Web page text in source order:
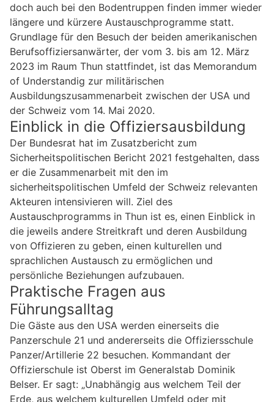
doch auch bei den Bodentruppen finden immer wieder
längere und kürzere Austauschprogramme statt.
Grundlage für den Besuch der beiden amerikanischen
Berufsoffiziersanwärter, der vom 3. bis am 12. März
2023 im Raum Thun stattfindet, ist das Memorandum
of Understandig zur militärischen
Ausbildungszusammenarbeit zwischen der USA und
der Schweiz vom 14. Mai 2020.
Einblick in die Offiziersausbildung
Der Bundesrat hat im Zusatzbericht zum
Sicherheitspolitischen Bericht 2021 festgehalten, dass
er die Zusammenarbeit mit den im
sicherheitspolitischen Umfeld der Schweiz relevanten
Akteuren intensivieren will. Ziel des
Austauschprogramms in Thun ist es, einen Einblick in
die jeweils andere Streitkraft und deren Ausbildung
von Offizieren zu geben, einen kulturellen und
sprachlichen Austausch zu ermöglichen und
persönliche Beziehungen aufzubauen.
Praktische Fragen aus
Führungsalltag
Die Gäste aus den USA werden einerseits die
Panzerschule 21 und andererseits die Offiziersschule
Panzer/Artillerie 22 besuchen. Kommandant der
Offizierschule ist Oberst im Generalstab Dominik
Belser. Er sagt: „Unabhängig aus welchem Teil der
Erde, aus welchem kulturellen Umfeld oder mit